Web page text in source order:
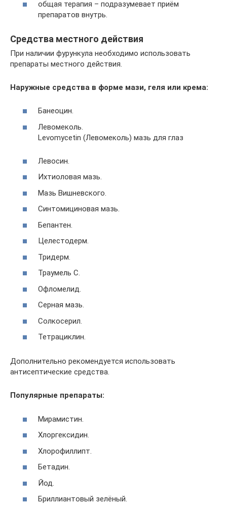
общая терапия – подразумевает приём
препаратов внутрь.
Средства местного действия
При наличии фурункула необходимо использовать
препараты местного действия.
Наружные средства в форме мази, геля или крема:
Банеоцин.
Левомеколь.
Levomycetin (Левомеколь) мазь для глаз
Левосин.
Ихтиоловая мазь.
Мазь Вишневского.
Синтомициновая мазь.
Бепантен.
Целестодерм.
Тридерм.
Траумель С.
Офломелид.
Серная мазь.
Солкосерил.
Тетрациклин.
Дополнительно рекомендуется использовать
антисептические средства.
Популярные препараты:
Мирамистин.
Хлоргексидин.
Хлорофиллипт.
Бетадин.
Йод.
Бриллиантовый зелёный.